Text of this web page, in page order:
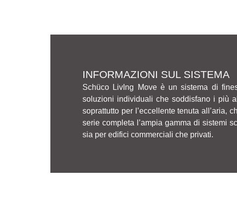
INFORMAZIONI SUL SISTEMA
Schüco LivIng Move è un sistema di
soluzioni individuali che soddisfano i più
soprattutto per l’eccellente tenuta
serie completa l’ampia gamma di sistemi
sia per edifici commerciali che privati.